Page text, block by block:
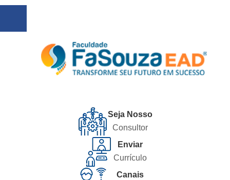
Seja Nosso
Consultor
Enviar
Currículo
Canais